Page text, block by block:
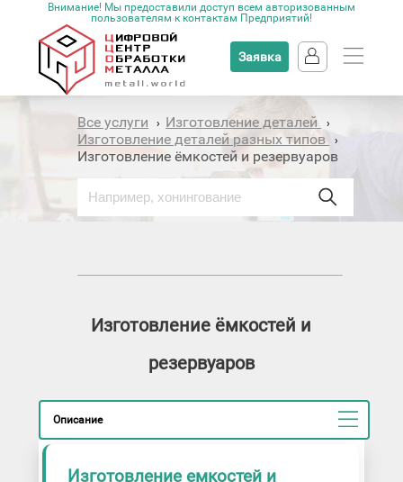
Внимание! Мы предоставили доступ всем авторизованным
пользователям к контактам Предприятий!
Заявка
Все услуги › Изготовление деталей ›
Изготовление деталей разных типов ›
Изготовление ёмкостей и резервуаров
Изготовление ёмкостей и
резервуаров
Описание
Изготовление емкостей и